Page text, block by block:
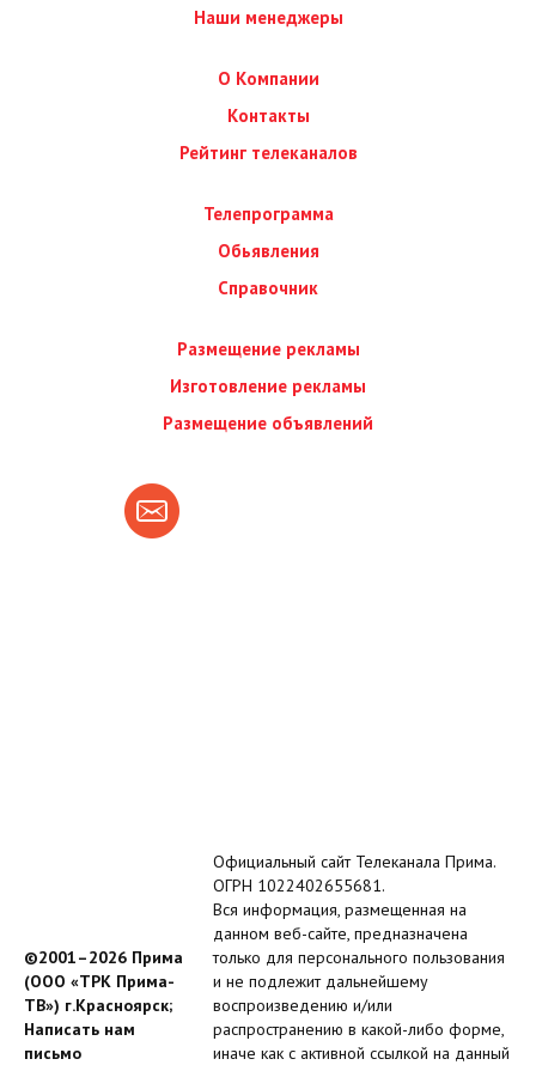
Наши менеджеры
О Компании
Контакты
Рейтинг телеканалов
Телепрограмма
Обьявления
Справочник
Размещение рекламы
Изготовление рекламы
Размещение объявлений
©2001–2026 Прима
(ООО «ТРК Прима-
ТВ») г.Красноярск;
Написать нам
письмо
Официальный сайт Телеканала Прима.
ОГРН 1022402655681.
Вся информация, размещенная на
данном веб-сайте, предназначена
только для персонального пользования
и не подлежит дальнейшему
воспроизведению и/или
распространению в какой-либо форме,
иначе как с активной ссылкой на данный